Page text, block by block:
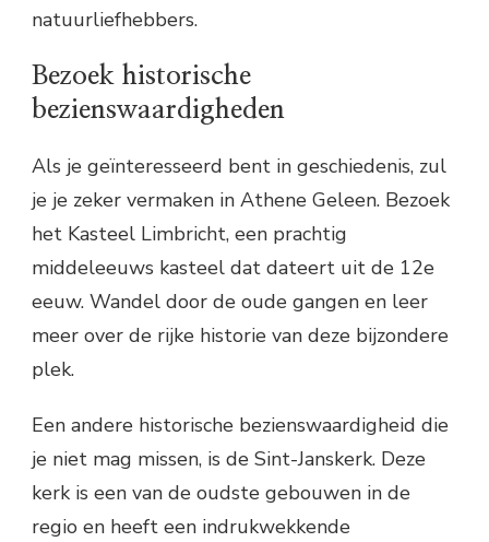
natuurliefhebbers.
Bezoek historische
bezienswaardigheden
Als je geïnteresseerd bent in geschiedenis, zul
je je zeker vermaken in Athene Geleen. Bezoek
het Kasteel Limbricht, een prachtig
middeleeuws kasteel dat dateert uit de 12e
eeuw. Wandel door de oude gangen en leer
meer over de rijke historie van deze bijzondere
plek.
Een andere historische bezienswaardigheid die
je niet mag missen, is de Sint-Janskerk. Deze
kerk is een van de oudste gebouwen in de
regio en heeft een indrukwekkende